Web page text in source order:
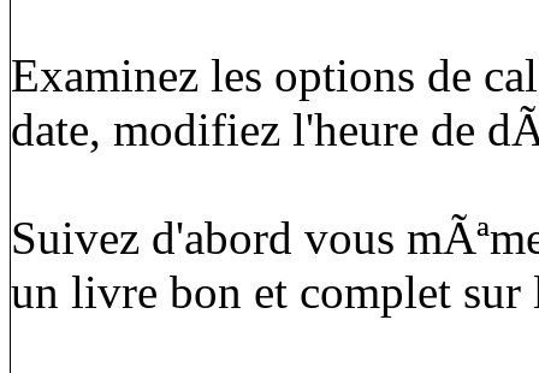
Examinez les options de
date, modifiez l'heure de
Suivez d'abord vous
un livre bon et complet